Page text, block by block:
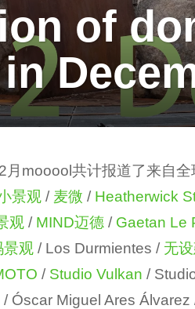
of
月mooool共计报道了来自
景观 / 麦微 / Heatherwick
观 / MIND迈德 / Gaetan Le
景观 / Los Durmientes / 无
/ Studio Vulkan /
/ Óscar Miguel Ares Álvarez